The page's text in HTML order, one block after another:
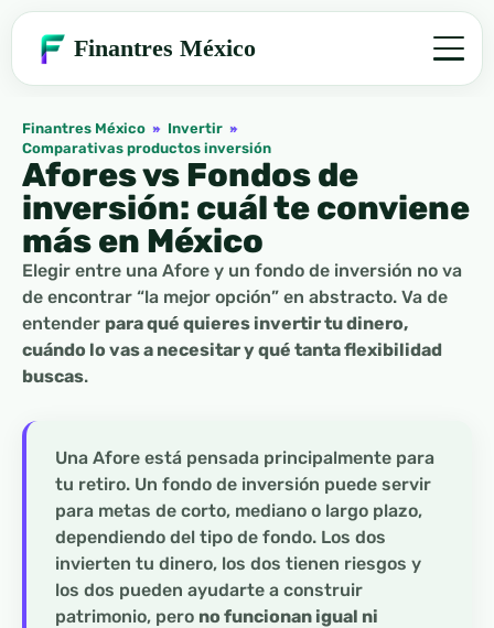
Finantres México
Finantres México » Invertir »
Comparativas productos inversión
Afores vs Fondos de
inversión: cuál te conviene
más en México
Elegir entre una Afore y un fondo de inversión no va
de encontrar “la mejor opción” en abstracto. Va de
entender para qué quieres invertir tu dinero,
cuándo lo vas a necesitar y qué tanta flexibilidad
buscas.
Una Afore está pensada principalmente para
tu retiro. Un fondo de inversión puede servir
para metas de corto, mediano o largo plazo,
dependiendo del tipo de fondo. Los dos
invierten tu dinero, los dos tienen riesgos y
los dos pueden ayudarte a construir
patrimonio, pero no funcionan igual ni